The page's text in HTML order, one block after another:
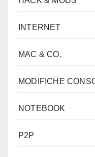
INTERNET
MAC & CO.
MODIFICHE
NOTEBOOK
P2P